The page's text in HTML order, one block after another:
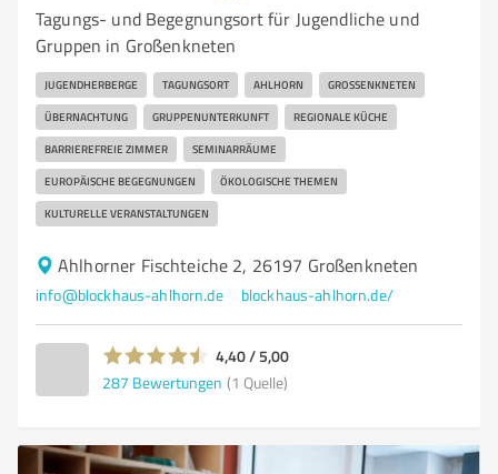
Tagungs- und Begegnungsort für Jugendliche und
Gruppen in Großenkneten
JUGENDHERBERGE TAGUNGSORT AHLHORN GROSSENKNETEN
ÜBERNACHTUNG GRUPPENUNTERKUNFT REGIONALE KÜCHE
BARRIEREFREIE ZIMMER SEMINARRÄUME
EUROPÄISCHE BEGEGNUNGEN ÖKOLOGISCHE THEMEN
KULTURELLE VERANSTALTUNGEN
Ahlhorner Fischteiche 2, 26197 Großenkneten
info@blockhaus-ahlhorn.de blockhaus-ahlhorn.de/
4,40 / 5,00
287 Bewertungen (1 Quelle)